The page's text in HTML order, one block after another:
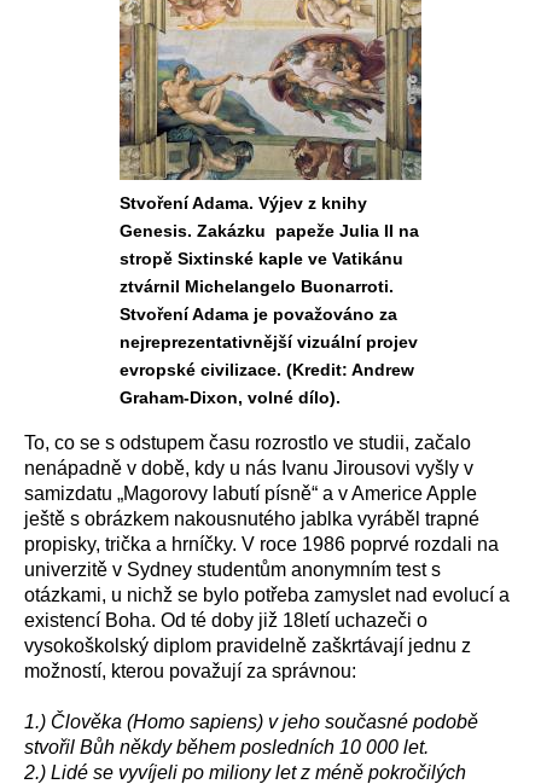
Stvoření Adama. Výjev z knihy
Genesis. Zakázku papeže Julia II na
stropě Sixtinské kaple ve Vatikánu
ztvárnil Michelangelo Buonarroti.
Stvoření Adama je považováno za
nejreprezentativnější vizuální projev
evropské civilizace. (Kredit: Andrew
Graham-Dixon, volné dílo).
To, co se s odstupem času rozrostlo ve studii, začalo
nenápadně v době, kdy u nás Ivanu Jirousovi vyšly v
samizdatu „Magorovy labutí písně“ a v Americe Apple
ještě s obrázkem nakousnutého jablka vyráběl trapné
propisky, trička a hrníčky. V roce 1986 poprvé rozdali na
univerzitě v Sydney studentům anonymním test s
otázkami, u nichž se bylo potřeba zamyslet nad evolucí a
existencí Boha. Od té doby již 18letí uchazeči o
vysokoškolský diplom pravidelně zaškrtávají jednu z
možností, kterou považují za správnou:
1.) Člověka (Homo sapiens) v jeho současné podobě
stvořil Bůh někdy během posledních 10 000 let.
2.) Lidé se vyvíjeli po miliony let z méně pokročilých